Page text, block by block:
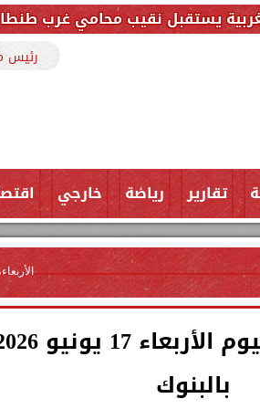
محامي غرب طنطا لبحث سبل
رئيس
تقارير رياضة خارجي
الأربعاء، 17 يونيو
بالبنوك